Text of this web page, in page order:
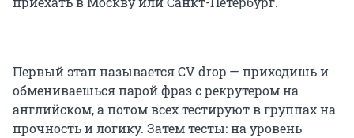
Первый этап называется CV drop — приходишь и
обмениваешься парой фраз с рекрутером на
английском, а потом всех тестируют в группах на
прочность и логику. Затем тесты: на уровень